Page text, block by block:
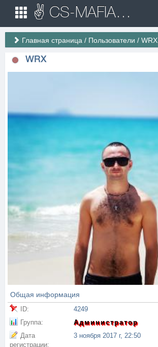
✌ CS-MAFIA.RU ✌ Игровые сервера Counter Strike 1.6
Главная страница / Пользователи / WRX
WRX
Общая информация
ID:
4249
Группа:
Администратор
Дата
регистрации:
3 ноября 2017 г, 22:50